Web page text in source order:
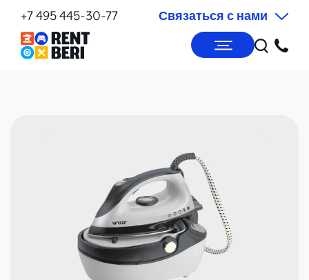
+7 495 445-30-77 Связаться с нами